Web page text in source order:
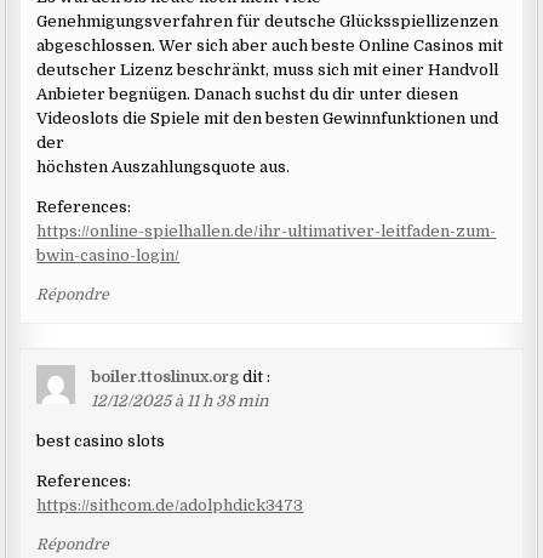
Genehmigungsverfahren für deutsche Glücksspiellizenzen
abgeschlossen. Wer sich aber auch beste Online Casinos mit
deutscher Lizenz beschränkt, muss sich mit einer Handvoll
Anbieter begnügen. Danach suchst du dir unter diesen
Videoslots die Spiele mit den besten Gewinnfunktionen und
der
höchsten Auszahlungsquote aus.
References:
https://online-spielhallen.de/ihr-ultimativer-leitfaden-zum-
bwin-casino-login/
Répondre
boiler.ttoslinux.org dit :
12/12/2025 à 11 h 38 min
best casino slots
References:
https://sithcom.de/adolphdick3473
Répondre